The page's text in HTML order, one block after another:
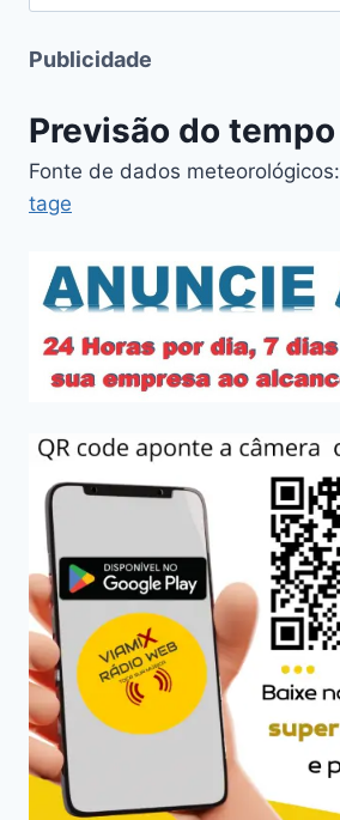
Publicidade
Previsão do tempo
Fonte de dados meteorológicos:
tage